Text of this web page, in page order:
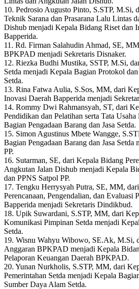
10. Pedrosio Augusto Pinto, S.STP, M.Si,
Teknik Sarana dan Prasarana Lalu Lintas
Dishub menjadi Kepala Bidang Riset dan
Bapperida.
11. Rd. Firman Salahudin Ahmad, SE,
BPKPAD menjadi Sekretaris Disnaker.
12. Riezka Budhi Mustika, SSTP, M.Si,
Setda menjadi Kepala Bagian Protokol
Setda.
13. Rina Fatwa Aulia, S.Sos, MM, dari
Inovasi Daerah Bapperida menjadi
14. Rommy Dwi Rahmansyah, ST, dari
Pendidikan dan Pelatihan serta Tata
Bagian Pengadaan Barang dan Jasa Setda.
15. Simon Agustinus Mbete Wangge,
Bagian Pengadaan Barang dan Jasa Setda
PP.
16. Sutarman, SE, dari Kepala Bidang
Angkutan Jalan Dishub menjadi Kepala
dan PPNS Satpol PP.
17. Tengku Herrysyah Putra, SE, MM,
Perencanaan, Pengendalian, dan Evaluasi
Bapperida menjadi Sekretaris Dindikbud.
18. Upik Suwardani, S.STP, MM, dari
Komunikasi Pimpinan Setda menjadi
Setda.
19. Wisnu Wahyu Wibowo, SE.Ak, M.Si,
Anggaran BPKPAD menjadi Kepala
Pelaporan Keuangan Daerah BPKPAD.
20. Yunan Nurkholis, S.STP, MM, dari
Pemerintahan Setda menjadi Kepala
Sumber Daya Alam Setda.